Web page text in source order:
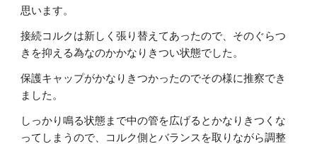
思います。
接続コルクは新しく張り替えてあったので、そのぐらつ
きを抑える為なのかかなりきつい状態でした。
保護キャップがかなりきつかったのでその様に推察でき
ました。
しっかり鳴る状態まで中の管を広げるとかなりきつくな
ってしまうので、コルク側とバランスを取りながら調整